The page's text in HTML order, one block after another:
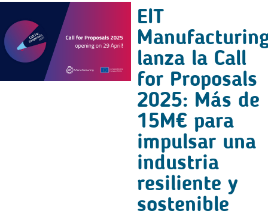
EIT
lanza la Call
for Proposals
2025: Más de
15M€ para
impulsar una
industria
resiliente y
sostenible